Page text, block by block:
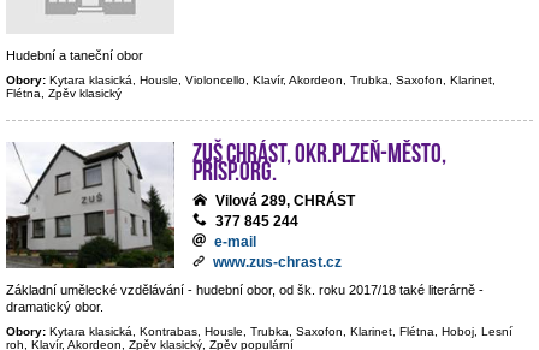
Hudební a taneční obor
Obory: Kytara klasická, Housle, Violoncello, Klavír, Akordeon, Trubka, Saxofon, Klarinet,
Flétna, Zpěv klasický
ZUŠ Chrást, okr.Plzeň-město,
přísp.org.
Vilová 289, CHRÁST
377 845 244
e-mail
www.zus-chrast.cz
Základní umělecké vzdělávání - hudební obor, od šk. roku 2017/18 také literárně -
dramatický obor.
Obory: Kytara klasická, Kontrabas, Housle, Trubka, Saxofon, Klarinet, Flétna, Hoboj, Lesní
roh, Klavír, Akordeon, Zpěv klasický, Zpěv populární